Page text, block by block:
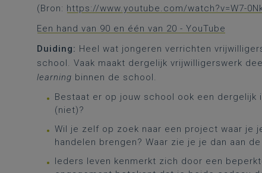
(Bron: https://www.youtube.com/watch?v=W7-
Een hand van 90 en één van 20 - YouTube
Duiding: Heel wat jongeren verrichten
school. Vaak maakt dergelijk vrijwilligerswerk
learning binnen de school.
Bestaat er op jouw school ook een
(niet)?
Wil je zelf op zoek naar een project waar je
handelen brengen? Waar zie je je dan aan
Ieders leven kenmerkt zich door een